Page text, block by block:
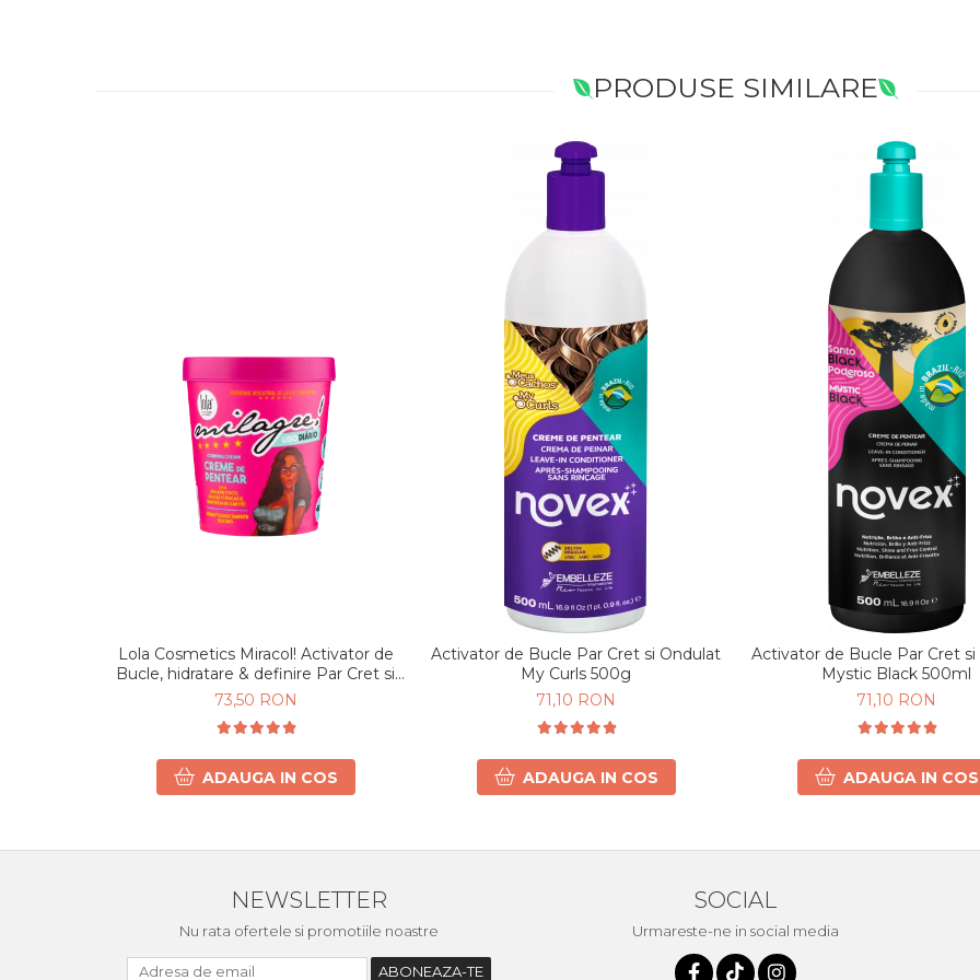
PRODUSE SIMILARE
Lola Cosmetics Miracol! Activator de
Bucle, hidratare & definire Par Cret si
Ondulat 450g
73,50 RON
ADAUGA IN COS
Activator de Bucle Par Cret si Ondulat
My Curls 500g
71,10 RON
ADAUGA IN COS
Activator de Bucle Par Cret
Mystic Black 500ml
71,10 RON
ADAUGA IN COS
NEWSLETTER
Nu rata ofertele si promotiile noastre
SOCIAL
Urmareste-ne in social media